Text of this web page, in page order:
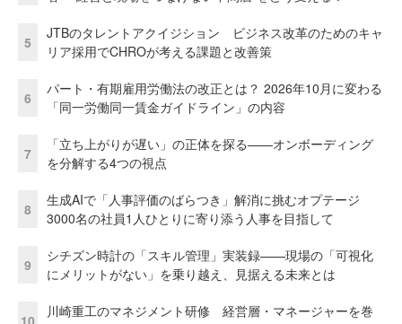
5
JTBのタレントアクイジション ビジネス改革のためのキャ
リア採用でCHROが考える課題と改善策
6
パート・有期雇用労働法の改正とは？ 2026年10月に変わる
「同一労働同一賃金ガイドライン」の内容
7
「立ち上がりが遅い」の正体を探る——オンボーディング
を分解する4つの視点
8
生成AIで「人事評価のばらつき」解消に挑むオプテージ
3000名の社員1人ひとりに寄り添う人事を目指して
9
シチズン時計の「スキル管理」実装録——現場の「可視化
にメリットがない」を乗り越え、見据える未来とは
10
川崎重工のマネジメント研修 経営層・マネージャーを巻